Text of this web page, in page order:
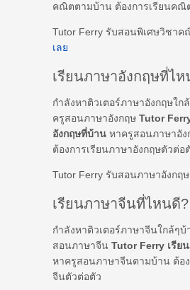
คณิตตามบ้าน ต้องการเรียนคณิ
Tutor Ferry รับสอนพิเศษวิชา
เลย
เรียนภาษาอังกฤษที่ไห
กำลังหาติวเตอร์ภาษาอังกฤษใก
ครูสอนภาษาอังกฤษ Tutor
อังกฤษที่บ้าน หาครูสอนภาษาอั
ต้องการเรียนภาษาอังกฤษตัวต่อ
Tutor Ferry รับสอนภาษาอังกฤษ
เรียนภาษาจีนที่ไหนดี?
กำลังหาติวเตอร์ภาษาจีนใกล้ๆ
สอนภาษาจีน Tutor Ferry เรีย
หาครูสอนภาษาจีนตามบ้าน ต้อง
จีนตัวต่อตัว